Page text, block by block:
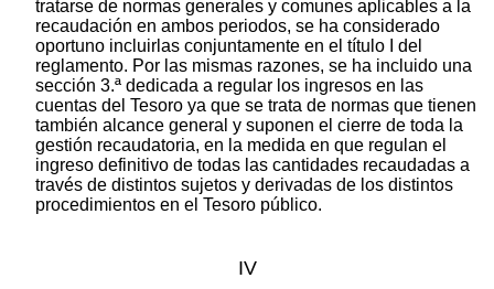
tratarse de normas generales y comunes aplicables a la
recaudación en ambos periodos, se ha considerado
oportuno incluirlas conjuntamente en el título I del
reglamento. Por las mismas razones, se ha incluido una
sección 3.ª dedicada a regular los ingresos en las
cuentas del Tesoro ya que se trata de normas que tienen
también alcance general y suponen el cierre de toda la
gestión recaudatoria, en la medida en que regulan el
ingreso definitivo de todas las cantidades recaudadas a
través de distintos sujetos y derivadas de los distintos
procedimientos en el Tesoro público.
IV